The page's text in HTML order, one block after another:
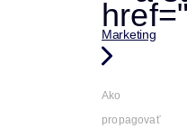
Marketing
Ako
propagovať